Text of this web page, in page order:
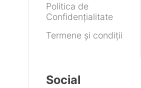
Politica de
Confidențialitate
Termene și condiții
Social